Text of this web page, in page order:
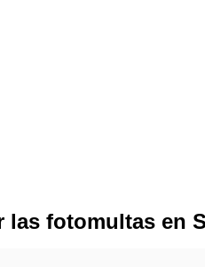
las fotomultas en